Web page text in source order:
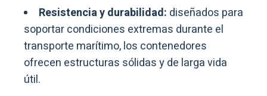
Resistencia y durabilidad: diseñados para
soportar condiciones extremas durante el
transporte marítimo, los contenedores
ofrecen estructuras sólidas y de larga vida
útil.